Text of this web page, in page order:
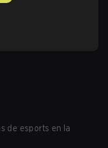
de esports en la